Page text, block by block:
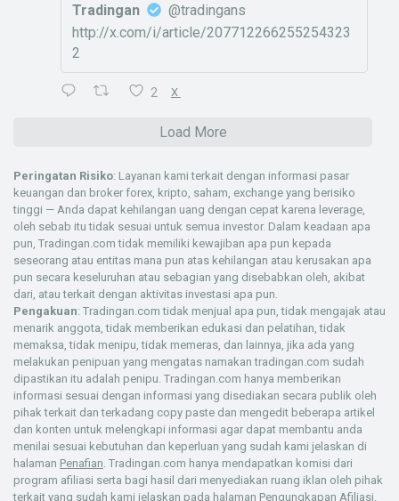
Tradingan
@tradingans
http://x.com/i/article/207712266255254323
2
2 X
Load More
Peringatan Risiko: Layanan kami terkait dengan informasi pasar
keuangan dan broker forex, kripto, saham, exchange yang berisiko
tinggi — Anda dapat kehilangan uang dengan cepat karena leverage,
oleh sebab itu tidak sesuai untuk semua investor. Dalam keadaan apa
pun, Tradingan.com tidak memiliki kewajiban apa pun kepada
seseorang atau entitas mana pun atas kehilangan atau kerusakan apa
pun secara keseluruhan atau sebagian yang disebabkan oleh, akibat
dari, atau terkait dengan aktivitas investasi apa pun.
Pengakuan: Tradingan.com tidak menjual apa pun, tidak mengajak atau
menarik anggota, tidak memberikan edukasi dan pelatihan, tidak
memaksa, tidak menipu, tidak memeras, dan lainnya, jika ada yang
melakukan penipuan yang mengatas namakan tradingan.com sudah
dipastikan itu adalah penipu. Tradingan.com hanya memberikan
informasi sesuai dengan informasi yang disediakan secara publik oleh
pihak terkait dan terkadang copy paste dan mengedit beberapa artikel
dan konten untuk melengkapi informasi agar dapat membantu anda
menilai sesuai kebutuhan dan keperluan yang sudah kami jelaskan di
halaman Penafian. Tradingan.com hanya mendapatkan komisi dari
program afiliasi serta bagi hasil dari menyediakan ruang iklan oleh pihak
terkait yang sudah kami jelaskan pada halaman Pengungkapan Afiliasi.